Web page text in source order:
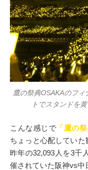
鷹の祭典OSAKAのフ
トでスタンドを
こんな感じで 「鷹の
ちょっと心配していた
昨年の32,093人を3千
催されていた阪神vs中